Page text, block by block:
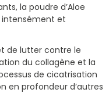
la poudre d’Aloe
intensément et
de lutter contre le
du collagène et la
de cicatrisation
en profondeur d’autres